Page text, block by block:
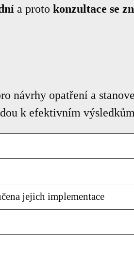
a proto konzultace se
návrhy opatření a
k efektivním
jejich implementace